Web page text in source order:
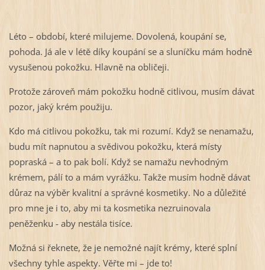
Léto – období, které milujeme. Dovolená, koupání se,
pohoda. Já ale v létě díky koupání se a sluníčku mám hodně
vysušenou pokožku. Hlavně na obličeji.
Protože zároveň mám pokožku hodně citlivou, musím dávat
pozor, jaký krém použiju.
Kdo má citlivou pokožku, tak mi rozumí. Když se nenamažu,
budu mít napnutou a svědivou pokožku, která místy
popraská – a to pak bolí. Když se namažu nevhodným
krémem, pálí to a mám vyrážku. Takže musím hodně dávat
důraz na výběr kvalitní a správné kosmetiky. No a důležité
pro mne je i to, aby mi ta kosmetika nezruinovala
peněženku - aby nestála tisíce.
Možná si řeknete, že je nemožné najít krémy, které splní
všechny tyhle aspekty. Věřte mi – jde to!